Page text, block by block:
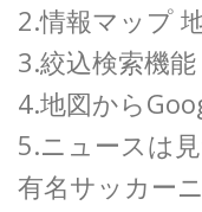
2.情報マップ
3.絞込検索機
4.地図から
5.ニュースは
有名サッカー